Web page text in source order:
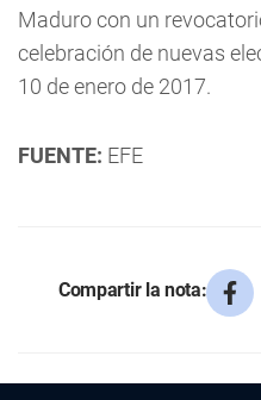
Maduro con un
celebración de nuevas
10 de enero de 2017.
FUENTE: EFE
Compartir la nota: